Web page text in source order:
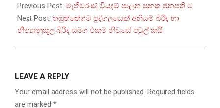
09-
27
Previous Post: මැතිවරණ වියදම් පාලන පනත ජනපති ට
Next Post: තඹුත්තේගම පුද්ගලයෙක් අනියම් බිරිඳ හා
නිත්‍යානුකූල බිරිද සමග එකම නිවසේ පවුල් කයි
LEAVE A REPLY
Your email address will not be published. Required fields
are marked *